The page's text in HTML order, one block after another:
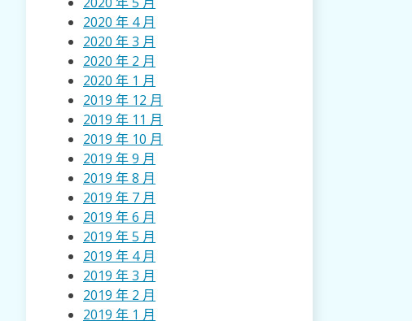
2020 年 4 月
2020 年 3 月
2020 年 2 月
2020 年 1 月
2019 年 12 月
2019 年 11 月
2019 年 10 月
2019 年 9 月
2019 年 8 月
2019 年 7 月
2019 年 6 月
2019 年 5 月
2019 年 4 月
2019 年 3 月
2019 年 2 月
2019 年 1 月